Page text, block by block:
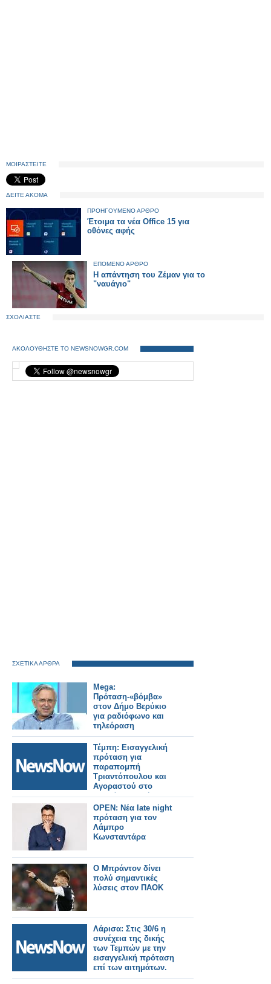
ΜΟΙΡΑΣΤΕΙΤΕ
ΔΕΙΤΕ ΑΚΟΜΑ
ΠΡΟΗΓΟΥΜΕΝΟ ΑΡΘΡΟ
Έτοιμα τα νέα Office 15 για
οθόνες αφής
ΕΠΟΜΕΝΟ ΑΡΘΡΟ
Η απάντηση του Ζέμαν για το
"ναυάγιο"
ΣΧΟΛΙΑΣΤΕ
ΑΚΟΛΟΥΘΗΣΤΕ ΤΟ NEWSNOWGR.COM
ΣΧΕΤΙΚΑ ΑΡΘΡΑ
Mega:
Πρόταση-«βόμβα»
στον Δήμο Βερύκιο
για ραδιόφωνο και
τηλεόραση
Τέμπη: Εισαγγελική
πρόταση για
παραπομπή
Τριαντόπουλου και
Αγοραστού στο
Ειδικό Δικαστήριο.
OPEN: Νέα late night
πρόταση για τον
Λάμπρο
Κωνσταντάρα
Ο Μπράντον δίνει
πολύ σημαντικές
λύσεις στον ΠΑΟΚ
Λάρισα: Στις 30/6 η
συνέχεια της δικής
των Τεμπών με την
εισαγγελική πρόταση
επί των αιτημάτων.